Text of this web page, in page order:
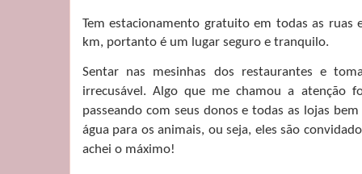
Tem estacionamento gratuito em todas as ruas
km, portanto é um lugar seguro e tranquilo.
Sentar nas mesinhas dos restaurantes e
irrecusável. Algo que me chamou a atenção
passeando com seus donos e todas as lojas
água para os animais, ou seja, eles são
achei o máximo!